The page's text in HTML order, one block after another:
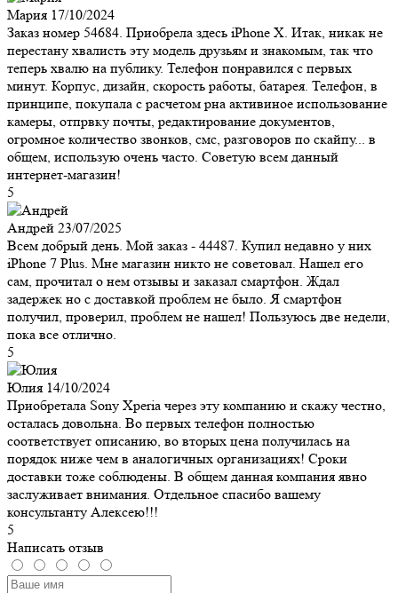
Мария 17/10/2024
Заказ номер 54684. Приобрела здесь iPhone X. Итак, никак не
перестану хвалисть эту модель друзьям и знакомым, так что
теперь хвалю на публику. Телефон понравился с первых
минут. Корпус, дизайн, скорость работы, батарея. Телефон, в
принципе, покупала с расчетом рна активиное использование
камеры, отпрвку почты, редактирование документов,
огромное количество звонков, смс, разговоров по скайпу... в
общем, использую очень часто. Советую всем данный
интернет-магазин!
5
Андрей 23/07/2025
Всем добрый день. Мой заказ - 44487. Купил недавно у них
iPhone 7 Plus. Мне магазин никто не советовал. Нашел его
сам, прочитал о нем отзывы и заказал смартфон. Ждал
задержек но с доставкой проблем не было. Я смартфон
получил, проверил, проблем не нашел! Пользуюсь две недели,
пока все отлично.
5
Юлия 14/10/2024
Приобретала Sony Xperia через эту компанию и скажу честно,
осталась довольна. Во первых телефон полностью
соответствует описанию, во вторых цена получилась на
порядок ниже чем в аналогичных организациях! Сроки
доставки тоже соблюдены. В общем данная компания явно
заслуживает внимания. Отдельное спасибо вашему
консультанту Алексею!!!
5
Написать отзыв